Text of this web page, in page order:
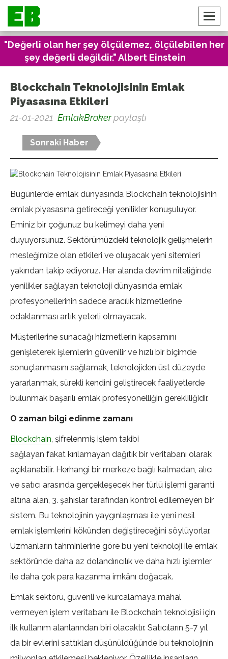
"Değerli olan her şey ölçülemez, ölçülebilen her
şey değerli değildir." Albert Einstein
Blockchain Teknolojisinin Emlak
Piyasasına Etkileri
21-01-2021 EmlakBrokerpaylaştı
Sonraki Haber
Bugünlerde emlak dünyasında Blockchain teknolojisinin
emlak piyasasına getireceği yenilikler konuşuluyor.
Eminiz bir çoğunuz bu kelimeyi daha yeni
duyuyorsunuz. Sektörümüzdeki teknolojik gelişmelerin
mesleğimize olan etkileri ve oluşacak yeni sitemleri
yakından takip ediyoruz. Her alanda devrim niteliğinde
yenilikler sağlayan teknoloji dünyasında emlak
profesyonellerinin sadece aracılık hizmetlerine
odaklanması artık yeterli olmayacak.
Müşterilerine sunacağı hizmetlerin kapsamını
genişleterek işlemlerin güvenilir ve hızlı bir biçimde
sonuçlanmasını sağlamak, teknolojiden üst düzeyde
yararlanmak, sürekli kendini geliştirecek faaliyetlerde
bulunmak başarılı emlak profesyonelliğin gerekliliğidir.
O zaman bilgi edinme zamanı
Blockchain, şifrelenmiş işlem takibi
sağlayan fakat kırılamayan dağıtık bir veritabanı olarak
açıklanabilir. Herhangi bir merkeze bağlı kalmadan, alıcı
ve satıcı arasında gerçekleşecek her türlü işlemi garanti
altına alan, 3. şahıslar tarafından kontrol edilemeyen bir
sistem. Bu teknolojinin yaygınlaşması ile yeni nesil
emlak işlemlerini kökünden değiştireceğini söylüyorlar.
Uzmanların tahminlerine göre bu yeni teknoloji ile emlak
sektöründe daha az dolandırıcılık ve daha hızlı işlemler
ile daha çok para kazanma imkânı doğacak.
Emlak sektörü, güvenli ve kurcalamaya mahal
vermeyen işlem veritabanı ile Blockchain teknolojisi için
ilk kullanım alanlarından biri olacaktır. Satıcıların 5-7 yıl
da bir evlerini sattıkları düşünüldüğünde bu teknolojinin